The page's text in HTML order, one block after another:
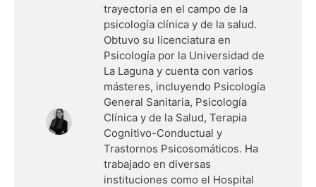
trayectoria en el campo de la
psicología clínica y de la salud.
Obtuvo su licenciatura en
Psicología por la Universidad de
La Laguna y cuenta con varios
másteres, incluyendo Psicología
General Sanitaria, Psicología
Clínica y de la Salud, Terapia
Cognitivo-Conductual y
Trastornos Psicosomáticos. Ha
trabajado en diversas
instituciones como el Hospital